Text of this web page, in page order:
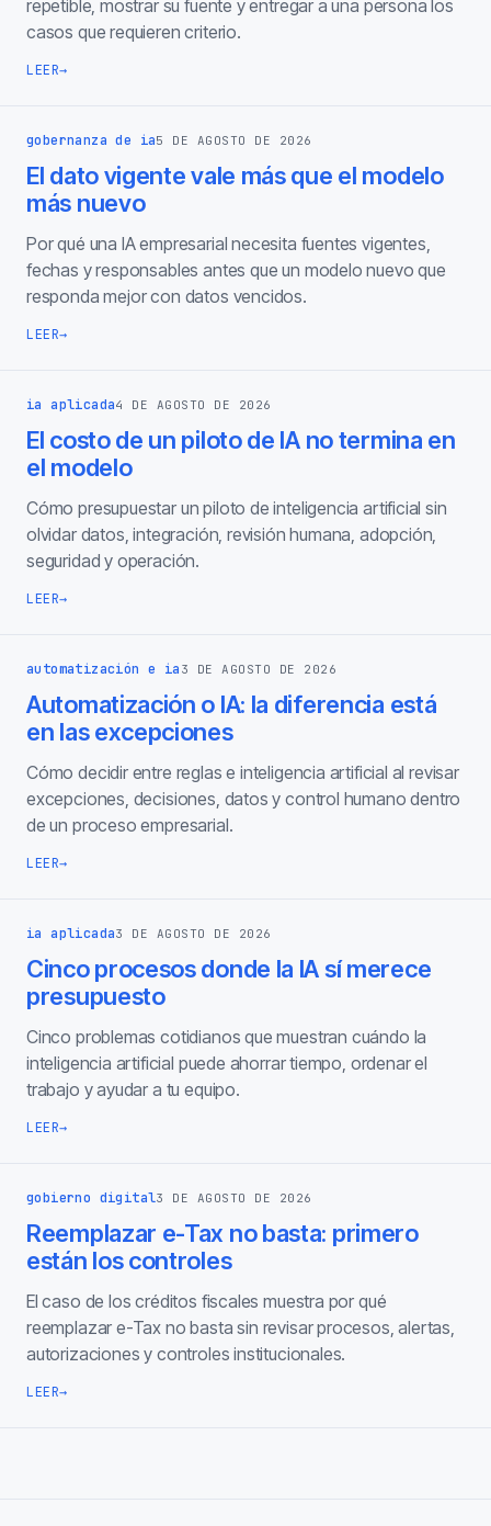
repetible, mostrar su fuente y entregar a una persona los
casos que requieren criterio.
LEER→
gobernanza de ia5 DE AGOSTO DE 2026
El dato vigente vale más que el modelo
más nuevo
Por qué una IA empresarial necesita fuentes vigentes,
fechas y responsables antes que un modelo nuevo que
responda mejor con datos vencidos.
LEER→
ia aplicada4 DE AGOSTO DE 2026
El costo de un piloto de IA no termina en
el modelo
Cómo presupuestar un piloto de inteligencia artificial sin
olvidar datos, integración, revisión humana, adopción,
seguridad y operación.
LEER→
automatización e ia 3 DE AGOSTO DE 2026
Automatización o IA: la diferencia está
en las excepciones
Cómo decidir entre reglas e inteligencia artificial al revisar
excepciones, decisiones, datos y control humano dentro
de un proceso empresarial.
LEER→
ia aplicada3 DE AGOSTO DE 2026
Cinco procesos donde la IA sí merece
presupuesto
Cinco problemas cotidianos que muestran cuándo la
inteligencia artificial puede ahorrar tiempo, ordenar el
trabajo y ayudar a tu equipo.
LEER→
gobierno digital3 DE AGOSTO DE 2026
Reemplazar e-Tax no basta: primero
están los controles
El caso de los créditos fiscales muestra por qué
reemplazar e-Tax no basta sin revisar procesos, alertas,
autorizaciones y controles institucionales.
LEER→